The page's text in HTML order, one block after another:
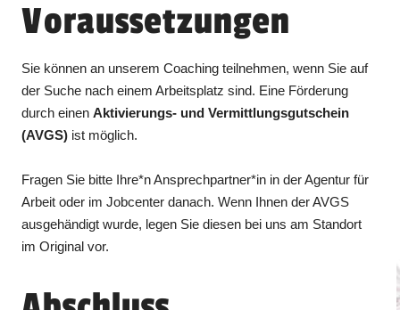
Voraussetzungen
Sie können an unserem Coaching teilnehmen, wenn Sie auf
der Suche nach einem Arbeitsplatz sind. Eine Förderung
durch einenAktivierungs- und Vermittlungsgutschein
(AVGS) ist möglich.
Fragen Sie bitte Ihre*n Ansprechpartner*in in der Agentur für
Arbeit oder im Jobcenter danach. Wenn Ihnen der AVGS
ausgehändigt wurde, legen Sie diesen bei uns am Standort
im Original vor.